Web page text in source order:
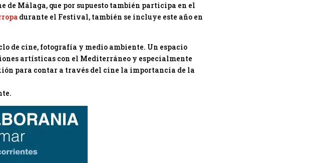
de Málaga, que por supuesto también participa en el
durante el Festival, también se incluye este año en
de cine, fotografía y medio ambiente. Un espacio
artísticas con el Mediterráneo y especialmente
para contar a través del cine la importancia de la